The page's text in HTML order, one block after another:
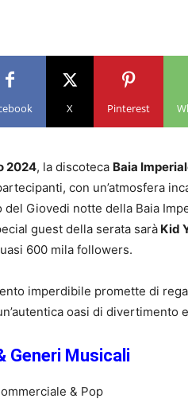
X Pinterest
2024, la discoteca Baia
con un’atmosfera
del Giovedi notte della Baia
guest della serata sarà Kid
600 mila followers.
imperdibile promette di
oasi di divertimento
Generi Musicali
& Pop